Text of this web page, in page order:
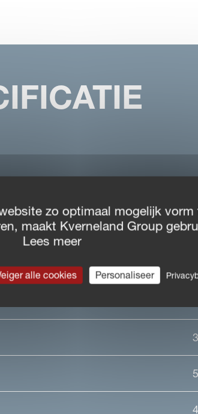
zo optimaal mogelijk vorm
maakt Kverneland Group
Lees meer
alle cookies Personaliseer